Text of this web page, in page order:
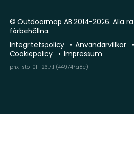
© Outdoormap AB 2014-2026. Alla
förbehållna.
Integritetspolicy
Användarvillkor
Cookiepolicy
Impressum
phx-sto-01 · 26.7.1 (449747a8c)